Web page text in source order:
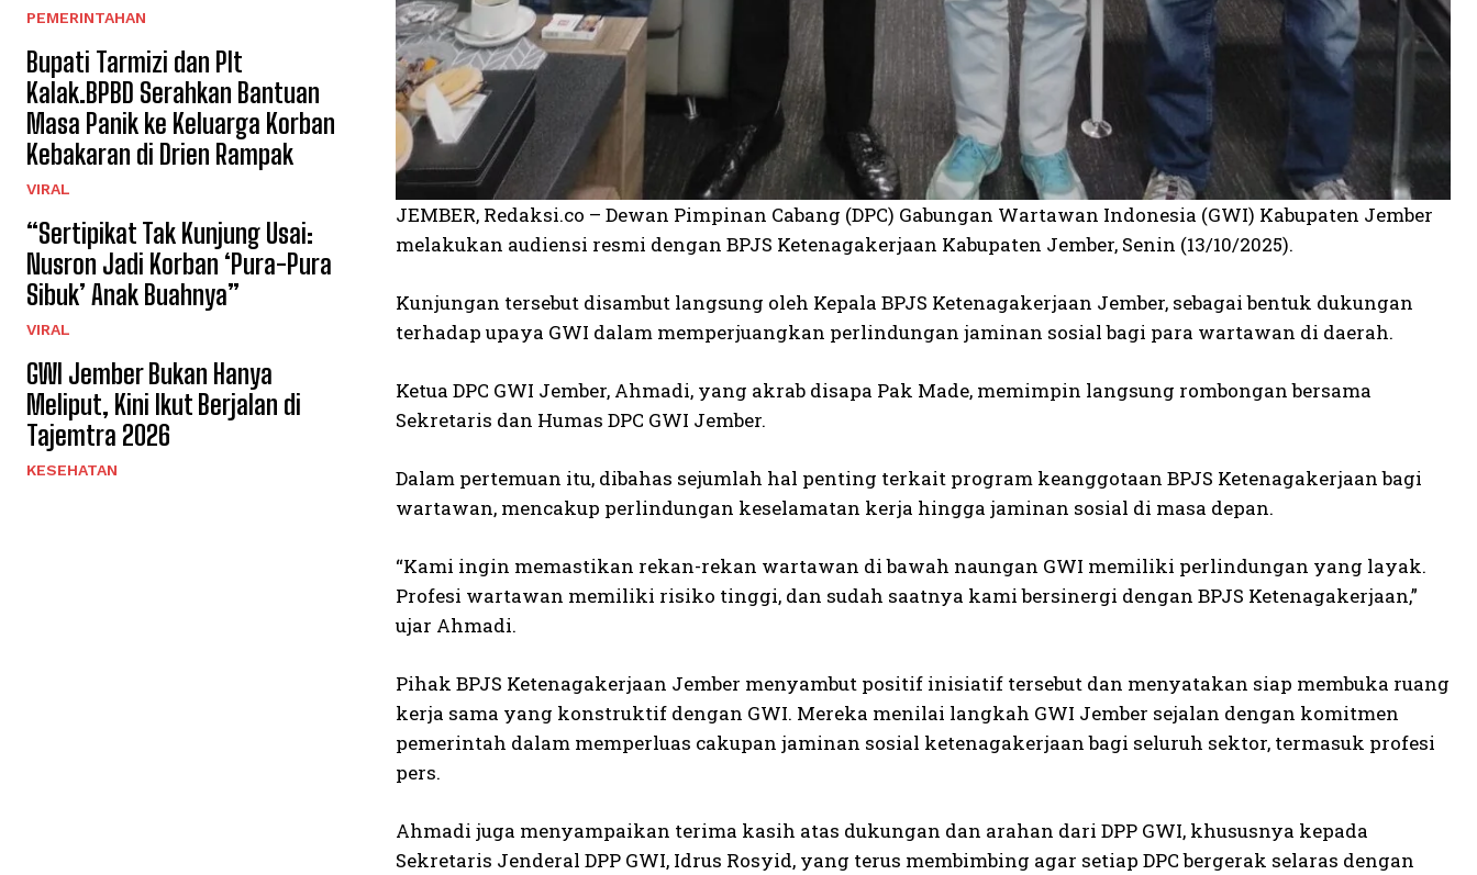
PEMERINTAHAN
Bupati Tarmizi dan Plt
Kalak.BPBD Serahkan Bantuan
Masa Panik ke Keluarga Korban
Kebakaran di Drien Rampak
VIRAL
“Sertipikat Tak Kunjung Usai:
Nusron Jadi Korban ‘Pura-Pura
Sibuk’ Anak Buahnya”
VIRAL
GWI Jember Bukan Hanya
Meliput, Kini Ikut Berjalan di
Tajemtra 2026
KESEHATAN
JEMBER, Redaksi.co – Dewan Pimpinan Cabang (DPC) Gabungan Wartawan Indonesia (GWI) Kabupaten Jember
melakukan audiensi resmi dengan BPJS Ketenagakerjaan Kabupaten Jember, Senin (13/10/2025).
Kunjungan tersebut disambut langsung oleh Kepala BPJS Ketenagakerjaan Jember, sebagai bentuk dukungan
terhadap upaya GWI dalam memperjuangkan perlindungan jaminan sosial bagi para wartawan di daerah.
Ketua DPC GWI Jember, Ahmadi, yang akrab disapa Pak Made, memimpin langsung rombongan bersama
Sekretaris dan Humas DPC GWI Jember.
Dalam pertemuan itu, dibahas sejumlah hal penting terkait program keanggotaan BPJS Ketenagakerjaan bagi
wartawan, mencakup perlindungan keselamatan kerja hingga jaminan sosial di masa depan.
“Kami ingin memastikan rekan-rekan wartawan di bawah naungan GWI memiliki perlindungan yang layak.
Profesi wartawan memiliki risiko tinggi, dan sudah saatnya kami bersinergi dengan BPJS Ketenagakerjaan,”
ujar Ahmadi.
Pihak BPJS Ketenagakerjaan Jember menyambut positif inisiatif tersebut dan menyatakan siap membuka ruang
kerja sama yang konstruktif dengan GWI. Mereka menilai langkah GWI Jember sejalan dengan komitmen
pemerintah dalam memperluas cakupan jaminan sosial ketenagakerjaan bagi seluruh sektor, termasuk profesi
pers.
Ahmadi juga menyampaikan terima kasih atas dukungan dan arahan dari DPP GWI, khususnya kepada
Sekretaris Jenderal DPP GWI, Idrus Rosyid, yang terus membimbing agar setiap DPC bergerak selaras dengan